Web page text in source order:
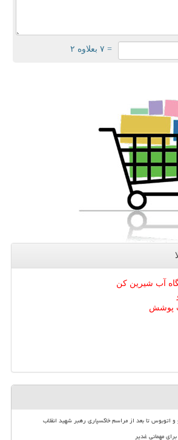
= ۷ بعلاوه ۲
آب شیرین کن
پوشش
اتوبوس تا بعد از مراسم خاکسپاری رهبر شهید انقلاب
مهمانی غدیر